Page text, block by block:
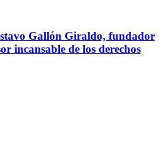
Gallón Giraldo, fundador
incansable de los derechos